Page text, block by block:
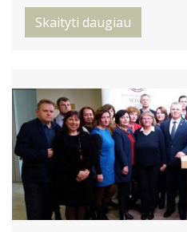
Skaityti daugiau